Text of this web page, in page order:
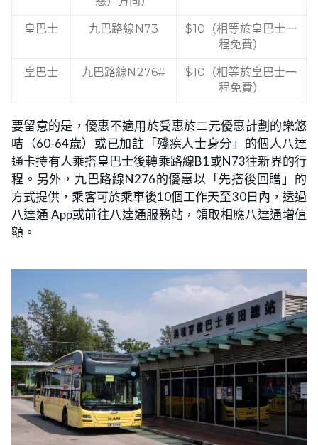
皇巴士 九巴路線N73
$10（相等於皇巴士一
程免費）
皇巴士 九巴路線N276#
$10（相等於皇巴士一
程免費）
要留意的是，優惠不適用於受惠於二元優惠計劃的樂悠
咭（60-64歲）或已加註「殘疾人士身分」的個人八達
通卡持有人乘搭皇巴士後轉乘路線B1或N73往新界的行
程。另外，九巴路線N276的優惠以「先搭後回贈」的
方式提供，乘客可於乘車後10個工作天至30日內，透過
八達通 App或前往八達通服務站，領取相應八達通增值
額。